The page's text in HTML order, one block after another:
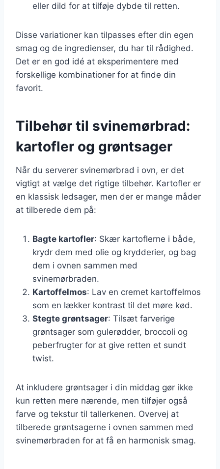
eller dild for at tilføje dybde til retten.
Disse variationer kan tilpasses efter din egen
smag og de ingredienser, du har til rådighed.
Det er en god idé at eksperimentere med
forskellige kombinationer for at finde din
favorit.
Tilbehør til svinemørbrad:
kartofler og grøntsager
Når du serverer svinemørbrad i ovn, er det
vigtigt at vælge det rigtige tilbehør. Kartofler er
en klassisk ledsager, men der er mange måder
at tilberede dem på:
Bagte kartofler: Skær kartoflerne i både,
krydr dem med olie og krydderier, og bag
dem i ovnen sammen med
svinemørbraden.
Kartoffelmos: Lav en cremet kartoffelmos
som en lækker kontrast til det møre kød.
Stegte grøntsager: Tilsæt farverige
grøntsager som gulerødder, broccoli og
peberfrugter for at give retten et sundt
twist.
At inkludere grøntsager i din middag gør ikke
kun retten mere nærende, men tilføjer også
farve og tekstur til tallerkenen. Overvej at
tilberede grøntsagerne i ovnen sammen med
svinemørbraden for at få en harmonisk smag.